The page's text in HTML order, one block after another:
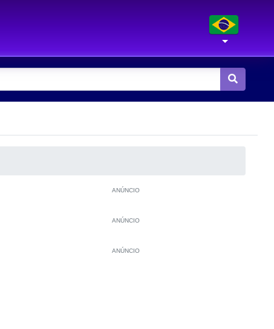
ANÚNCIO
ANÚNCIO
ANÚNCIO